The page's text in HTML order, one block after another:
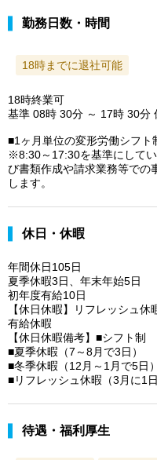
勤務日数・時間
18時までに退社可能
18時終業可
基準 08時 30分 ～ 17時 30分
■1ヶ月単位の変形労働シフト
※8:30～17:30を基準にして
び書類作成や請求業務等での
します。
休日・休暇
年間休日105日
夏季休暇3日、年末年始5日
初年度有給10日
【休日休暇】リフレッシュ休
有給休暇
【休日休暇備考】■シフト制
■夏季休暇（7～8月で3日）
■冬季休暇（12月～1月で5日）
■リフレッシュ休暇（3月に1日
待遇・福利厚生